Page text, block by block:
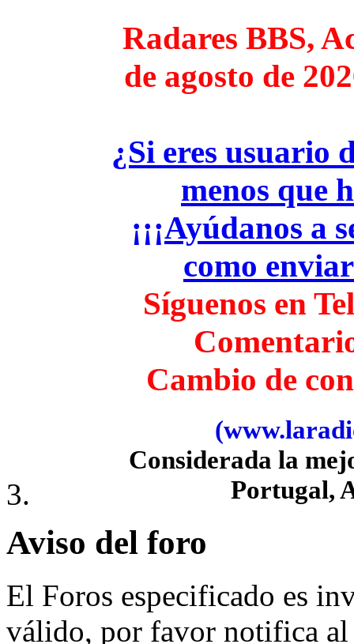
Radares BBS,
de agosto de
¿Si eres usuario
menos que
¡¡¡Ayúdanos a
como
Síguenos en
Cambio de
Considerada la
Portugal,
Aviso del foro
El Foros especificado es
válido, por favor notifica